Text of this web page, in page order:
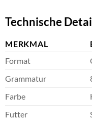
Technische
MERKMAL
Format
Grammatur
Farbe
Futter